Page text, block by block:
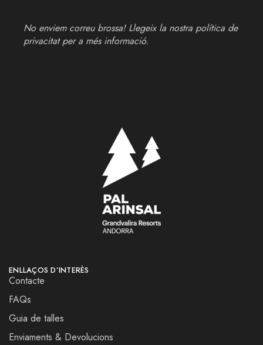
No enviem correu brossa! Llegeix la nostra política de
privacitatper a més informació.
ENLLAÇOS D’INTERÈS
Contacte
FAQs
Guia de talles
Enviaments & Devolucions